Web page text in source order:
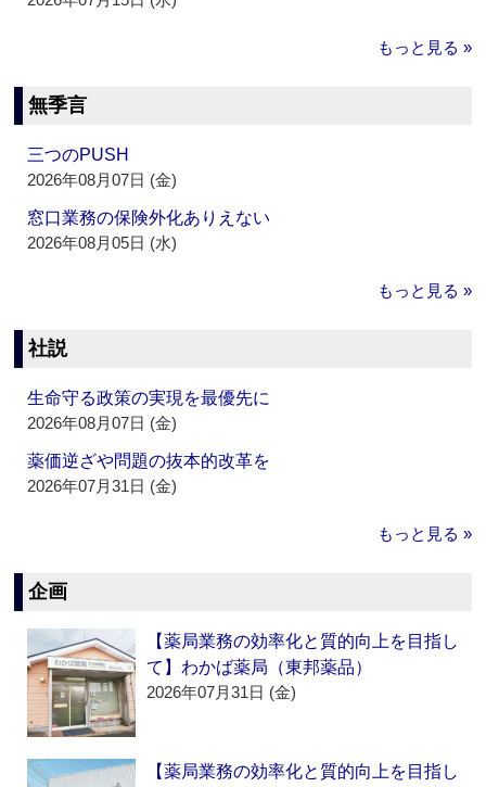
もっと見る »
無季言
三つのPUSH
2026年08月07日 (金)
窓口業務の保険外化ありえない
2026年08月05日 (水)
もっと見る »
社説
生命守る政策の実現を最優先に
2026年08月07日 (金)
薬価逆ざや問題の抜本的改革を
2026年07月31日 (金)
もっと見る »
企画
【薬局業務の効率化と質的向上を目指し
て】わかば薬局（東邦薬品）
2026年07月31日 (金)
【薬局業務の効率化と質的向上を目指し